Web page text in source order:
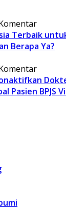
Terbaik
Berapa Ya?
Pasien BPJS